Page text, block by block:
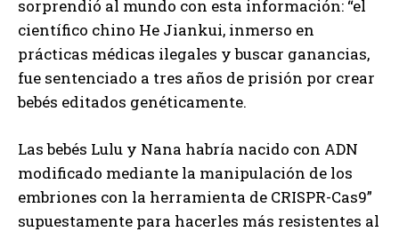
sorprendió al mundo con esta información: “el
científico chino He Jiankui, inmerso en
prácticas médicas ilegales y buscar ganancias,
fue sentenciado a tres años de prisión por crear
bebés editados genéticamente.
Las bebés Lulu y Nana habría nacido con ADN
modificado mediante la manipulación de los
embriones con la herramienta de CRISPR-Cas9”
supuestamente para hacerles más resistentes al